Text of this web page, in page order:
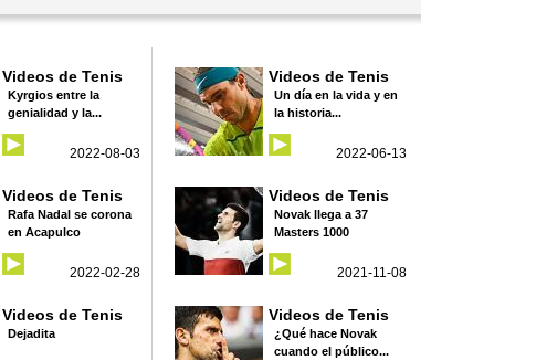
Videos de Tenis
Kyrgios entre la
genialidad y la...
2022-08-03
Videos de Tenis
Un día en la vida y en
la historia...
2022-06-13
Videos de Tenis
Rafa Nadal se corona
en Acapulco
2022-02-28
Videos de Tenis
Novak llega a 37
Masters 1000
2021-11-08
Videos de Tenis
Dejadita
Videos de Tenis
¿Qué hace Novak
cuando el público...